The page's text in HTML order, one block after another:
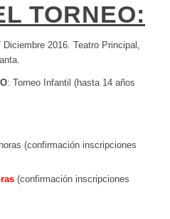
TORNEO:
Diciembre 2016. Teatro Principal,
: Torneo Infantil (hasta 14 años
(confirmación inscripciones
(confirmación inscripciones